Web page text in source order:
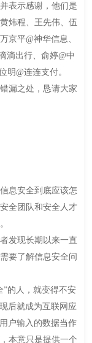
表示感谢，他们是
炜程、王先伟、伍
京平@神华信息、
滴出行、俞婷@中
明@连连支付。
漏之处，恳请大家
息安全到底应该怎
全团队和安全人才
发现长期以来一直
要了解信息安全问
的人，就变得不安
后就成为互联网应
户输入的数据当作
本意只是提供一个